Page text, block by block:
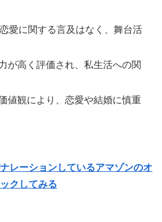
愛に関する言及はなく、舞台活
が高く評価され、私生活への関
値観により、恋愛や結婚に慎重
レーションしているアマゾンのオ
クしてみる